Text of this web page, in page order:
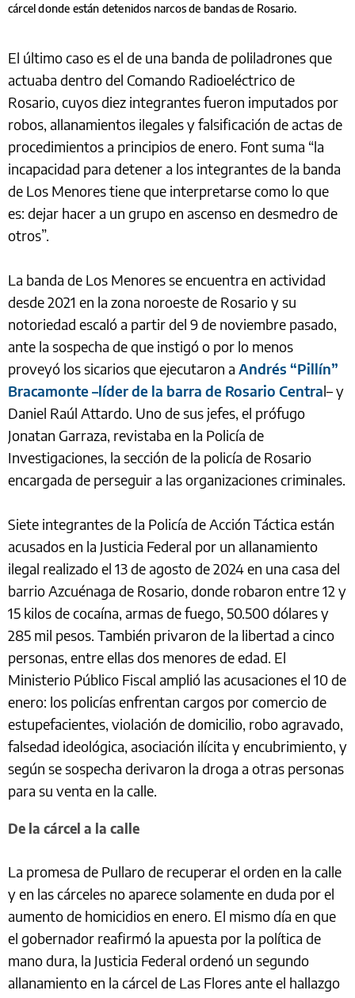
cárcel donde están detenidos narcos de bandas de Rosario.
El último caso es el de una banda de poliladrones que
actuaba dentro del Comando Radioeléctrico de
Rosario, cuyos diez integrantes fueron imputados por
robos, allanamientos ilegales y falsificación de actas de
procedimientos a principios de enero. Font suma “la
incapacidad para detener a los integrantes de la banda
de Los Menores tiene que interpretarse como lo que
es: dejar hacer a un grupo en ascenso en desmedro de
otros”.
La banda de Los Menores se encuentra en actividad
desde 2021 en la zona noroeste de Rosario y su
notoriedad escaló a partir del 9 de noviembre pasado,
ante la sospecha de que instigó o por lo menos
proveyó los sicarios que ejecutaron a Andrés “Pillín”
Bracamonte –líder de la barra de Rosario Central– y
Daniel Raúl Attardo. Uno de sus jefes, el prófugo
Jonatan Garraza, revistaba en la Policía de
Investigaciones, la sección de la policía de Rosario
encargada de perseguir a las organizaciones criminales.
Siete integrantes de la Policía de Acción Táctica están
acusados en la Justicia Federal por un allanamiento
ilegal realizado el 13 de agosto de 2024 en una casa del
barrio Azcuénaga de Rosario, donde robaron entre 12 y
15 kilos de cocaína, armas de fuego, 50.500 dólares y
285 mil pesos. También privaron de la libertad a cinco
personas, entre ellas dos menores de edad. El
Ministerio Público Fiscal amplió las acusaciones el 10 de
enero: los policías enfrentan cargos por comercio de
estupefacientes, violación de domicilio, robo agravado,
falsedad ideológica, asociación ilícita y encubrimiento, y
según se sospecha derivaron la droga a otras personas
para su venta en la calle.
De la cárcel a la calle
La promesa de Pullaro de recuperar el orden en la calle
y en las cárceles no aparece solamente en duda por el
aumento de homicidios en enero. El mismo día en que
el gobernador reafirmó la apuesta por la política de
mano dura, la Justicia Federal ordenó un segundo
allanamiento en la cárcel de Las Flores ante el hallazgo